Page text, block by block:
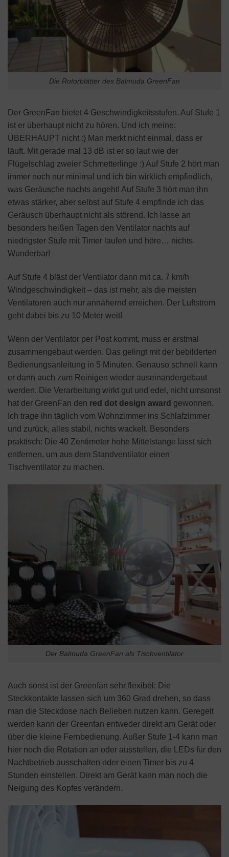
Die Rotorblätter des Balmuda GreenFan
Der GreenFan bietet 4 Geschwindigkeitsstufen. Auf Stufe 1
ist er überhaupt nicht zu hören. Und ich meine:
ÜBERHAUPT nicht :) Man merkt nicht einmal, dass er
läuft. Mit gerade mal 13 dB ist er so laut wie der
Flügelschlag zweier Schmetterlinge :) Auf Stufe 2 hört man
immer noch nur minimal und ich bin wirklich empfindlich,
was Geräusche nachts angeht! Auf Stufe 3 hört man ihn
etwas stärker, aber selbst auf Stufe 4 empfinde ich das
Geräusch überhaupt nicht als störend. Ich lasse an
besonders heißen Tagen den Ventilator nachts auf
niedrigster Stufe mit Timer laufen und höre… nichts.
Wunderbar!
Auf Stufe 4 bläst der Ventilator dann mit ca. 7 km/h
Windgeschwindigkeit – das ist mehr, als die meisten
Ventilatoren auch nur annähernd erreichen. Der Luftstrom
geht dabei bis zu 10 Meter weit!
Wenn der Ventilator per Post kommt, muss er erstmal
zusammengebaut werden. Das gelingt mit der bebilderten
Bedienungsanleitung in 5 Minuten. Genauso schnell kann
er dann auch zum Reinigen wieder auseinandergebaut
werden. Die Verarbeitung wirkt gut und edel, nicht umsonst
hat der GreenFan den red dot design award gewonnen.
Ich trage ihn täglich vom Wohnzimmer ins Schlafzimmer
und zurück, alles stabil, nichts wackelt. Besonders
praktisch: Die 40 Zentimeter hohe Mittelstange lässt sich
entfernen, um aus dem Standventilator einen
Tischventilator zu machen.
Der Balmuda GreenFan als Tischventilator
Auch sonst ist der Greenfan sehr flexibel: Die
Steckkontakte lassen sich um 360 Grad drehen, so dass
man die Steckdose nach Belieben nutzen kann. Geregelt
werden kann der Greenfan entweder direkt am Gerät oder
über die kleine Fernbedienung. Außer Stufe 1-4 kann man
hier noch die Rotation an oder ausstellen, die LEDs für den
Nachtbetrieb ausschalten oder einen Timer bis zu 4
Stunden einstellen. Direkt am Gerät kann man noch die
Neigung des Kopfes verändern.